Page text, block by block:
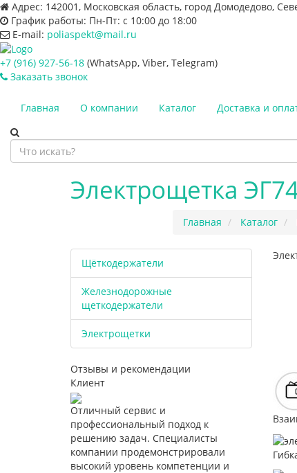
Адрес: 142001, Московская область, город Домодедово,
График работы: Пн-Пт: с 10:00 до 18:00
E-mail: poliaspekt@mail.ru
+7 (916) 927-56-18 (WhatsApp, Viber, Telegram)
Заказать звонок
Главная О компании Каталог Доставка и
Электрощетка
Главная Каталог
Щёткодержатели
Железнодорожные
щеткодержатели
Электрощетки
Отзывы и рекомендации
Клиент
Отличный сервис и
профессиональный подход к
решению задач. Специалисты
компании продемонстрировали
высокий уровень компетенции и